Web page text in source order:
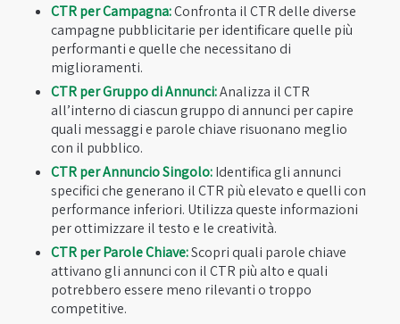
CTR per Campagna:Confronta il CTR delle diverse
campagne pubblicitarie per identificare quelle più
performanti e quelle che necessitano di
miglioramenti.
CTR per Gruppo di Annunci:Analizza il CTR
all’interno di ciascun gruppo di annunci per capire
quali messaggi e parole chiave risuonano meglio
con il pubblico.
CTR per Annuncio Singolo:Identifica gli annunci
specifici che generano il CTR più elevato e quelli con
performance inferiori. Utilizza queste informazioni
per ottimizzare il testo e le creatività.
CTR per Parole Chiave:Scopri quali parole chiave
attivano gli annunci con il CTR più alto e quali
potrebbero essere meno rilevanti o troppo
competitive.